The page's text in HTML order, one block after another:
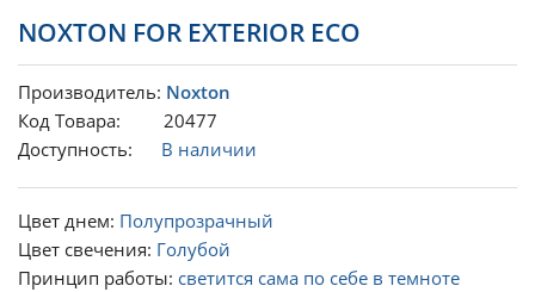
NOXTON FOR EXTERIOR ECO
Производитель: Noxton
Код Товара: 20477
Доступность: В наличии
Цвет днем: Полупрозрачный
Цвет свечения: Голубой
Принцип работы: светится сама по себе в темноте